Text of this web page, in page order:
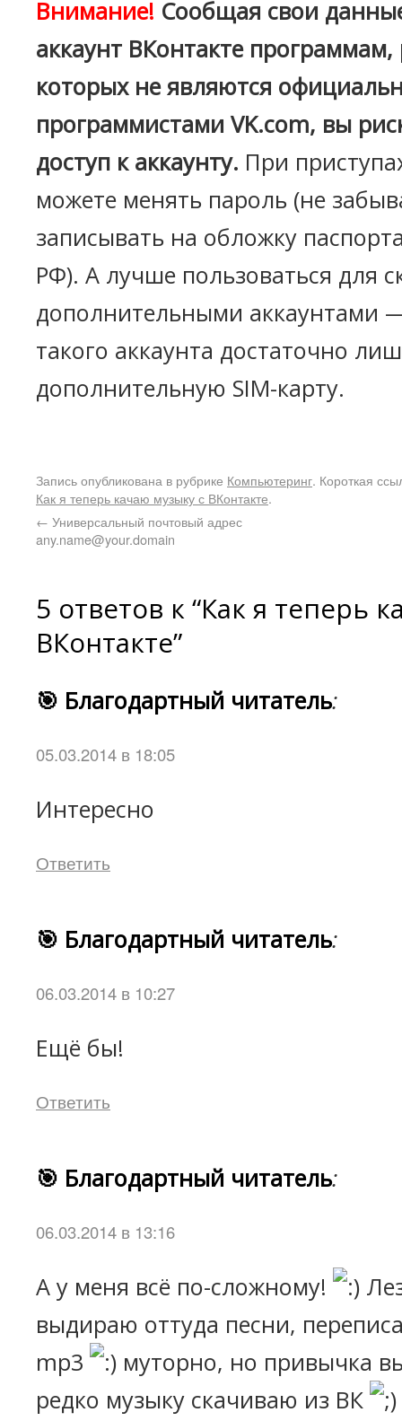
Внимание! Сообщая свои
аккаунт ВКонтакте программам,
которых не являются
программистами VK.com, вы
доступ к аккаунту. При
можете менять пароль (не
записывать на обложку
РФ). А лучше пользоваться для
дополнительными аккаунтами
такого аккаунта достаточно
дополнительную SIM-карту.
Запись опубликована в рубрике Компьютеринг. Короткая
Как я теперь качаю музыку с ВКонтакте.
← Универсальный почтовый адрес
any.name@your.domain
5 ответов к “Как я теперь
ВКонтакте”
🎯 Благодартный читатель:
05.03.2014 в 18:05
Интересно
Ответить
🎯 Благодартный читатель:
06.03.2014 в 10:27
Ещё бы!
Ответить
🎯 Благодартный читатель:
06.03.2014 в 13:16
А у меня всё по-сложному!
выдираю оттуда песни,
mp3
муторно, но привычка
редко музыку скачиваю из ВК